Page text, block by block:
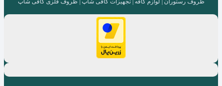
ظروف رستوران | لوازم کافه | تجهیزات کافی شاپ | ظروف فلزی کافی شاپ